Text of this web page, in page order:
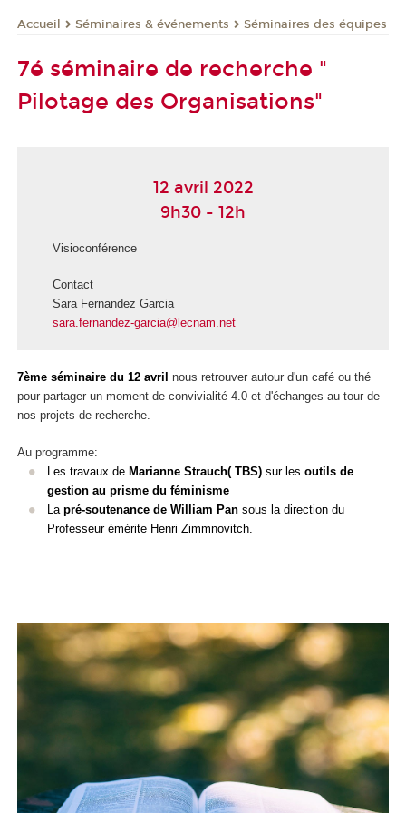
Accueil Séminaires & événements Séminaires des équipes
7é séminaire de recherche "
Pilotage des Organisations"
12 avril 2022
9h30 - 12h
Visioconférence
Contact
Sara Fernandez Garcia
sara.fernandez-garcia@lecnam.net
7ème séminaire du 12 avril nous retrouver autour d'un café ou thé
pour partager un moment de convivialité 4.0 et d'échanges au tour de
nos projets de recherche.
Au programme:
Les travaux deMarianne Strauch( TBS) sur les outils de
gestion au prisme du féminisme
La pré-soutenance de William Pansous la direction du
Professeur émérite Henri Zimmnovitch.